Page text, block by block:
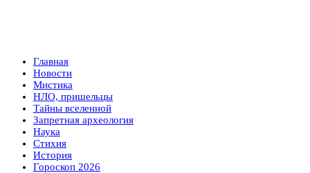
Главная
Новости
Мистика
НЛО, пришельцы
Тайны вселенной
Запретная археология
Наука
Стихия
История
Гороскоп 2026